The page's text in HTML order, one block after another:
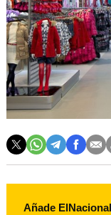
Añade